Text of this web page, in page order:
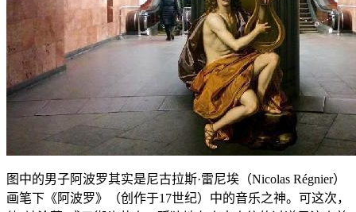
图中的男子阿波罗其实是尼古拉斯·雷尼埃（Nicolas Régnier）
画笔下《阿波罗》（创作于17世纪）中的音乐之神。可这次，